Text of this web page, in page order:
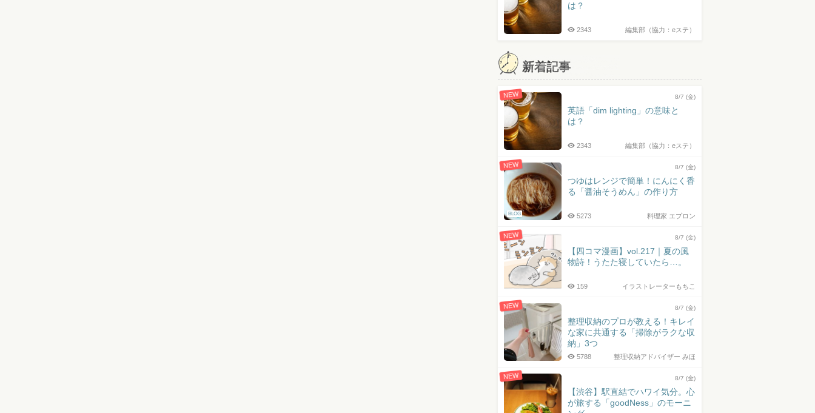
は？
編集部（協力：eステ）
2343
新着記事
NEW 8/7 (金)
英語「dim lighting」の意味と
は？
編集部（協力：eステ）
2343
NEW
BLOG
8/7 (金)
つゆはレンジで簡単！にんにく香
る「醤油そうめん」の作り方
料理家 エプロン
5273
NEW 8/7 (金)
【四コマ漫画】vol.217｜夏の風
物詩！うたた寝していたら…。
イラストレーターもちこ
159
NEW 8/7 (金)
整理収納のプロが教える！キレイ
な家に共通する「掃除がラクな収
納」3つ
整理収納アドバイザー みほ
5788
NEW 8/7 (金)
【渋谷】駅直結でハワイ気分。心
が旅する「goodNess」のモーニ